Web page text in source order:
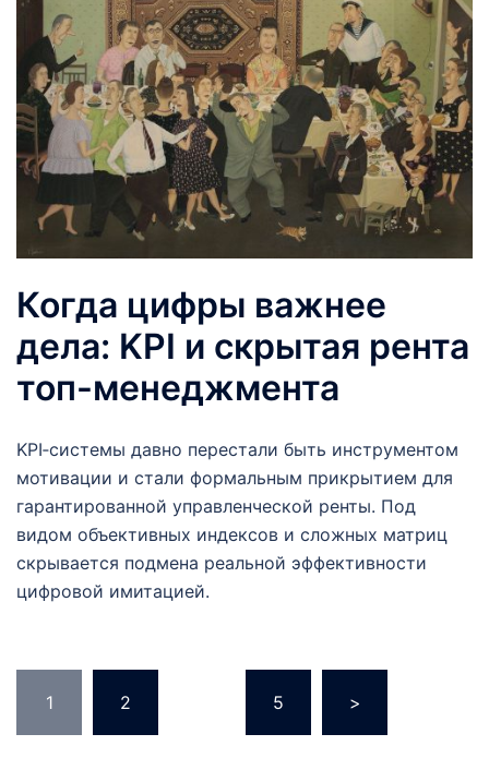
Когда цифры важнее
дела: KPI и скрытая рента
топ-менеджмента
KPI‑системы давно перестали быть инструментом
мотивации и стали формальным прикрытием для
гарантированной управленческой ренты. Под
видом объективных индексов и сложных матриц
скрывается подмена реальной эффективности
цифровой имитацией.
Пагинация
1 2 5 >